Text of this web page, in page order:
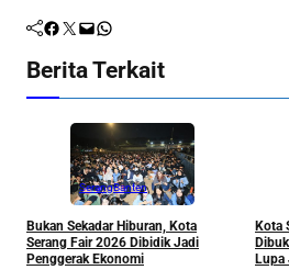
Facebook Twitter Mail WhatsApp
Berita Terkait
SerangBanten
Bukan Sekadar Hiburan, Kota
Serang Fair 2026 Dibidik Jadi
Penggerak Ekonomi
Kota
Lupa